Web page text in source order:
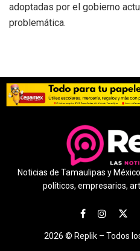
adoptadas por el gobierno
problemática.
Noticias de Tamaulipas y
políticos, empresarios,
2026 © Replik – Todos